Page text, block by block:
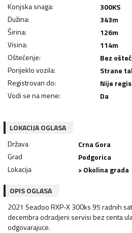
Konjska snaga: 300KS
Dužina: 343m
Širina: 126m
Visina: 114m
Oštećenje:
Bez
Porijeklo vozila:
Strane
Registrovan do:
Nije
Vodi se na mene: Da
LOKACIJA OGLASA
Država
Crna Gora
Grad
Podgorica
Lokacija
> Okolina grada
OPIS OGLASA
2021 Seadoo RXP-X 300ks 95 radnih
decembra odradjeni servisi bez centa
odgovarajuce.